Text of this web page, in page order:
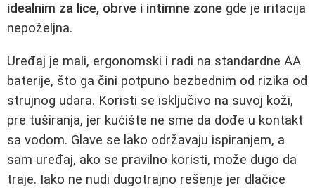
idealnim za lice, obrve i intimne zone gde je iritacija
nepoželjna.
Uređaj je mali, ergonomski i radi na standardne AA
baterije, što ga čini potpuno bezbednim od rizika od
strujnog udara. Koristi se isključivo na suvoj koži,
pre tuširanja, jer kućište ne sme da dođe u kontakt
sa vodom. Glave se lako održavaju ispiranjem, a
sam uređaj, ako se pravilno koristi, može dugo da
traje. Iako ne nudi dugotrajno rešenje jer dlačice